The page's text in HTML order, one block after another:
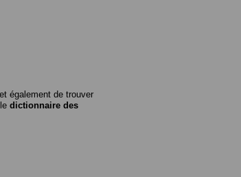
également de trouver
dictionnaire des